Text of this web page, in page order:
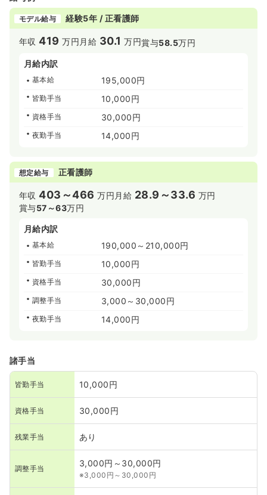
モデル給与 経験5年 / 正看護師
年収419 万円 月給 30.1 万円賞与58.5万円
月給内訳
基本給 195,000円
皆勤手当 10,000円
資格手当 30,000円
夜勤手当 14,000円
想定給与 正看護師
年収403～466 万円 月給 28.9～33.6 万円
賞与57～63万円
月給内訳
基本給 190,000～210,000円
皆勤手当 10,000円
資格手当 30,000円
調整手当 3,000～30,000円
夜勤手当 14,000円
諸手当
皆勤手当 10,000円
資格手当 30,000円
残業手当 あり
調整手当
3,000円～30,000円
※3,000円～30,000円